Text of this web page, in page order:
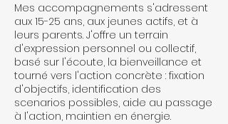
Mes accompagnements s'adressent
aux 15-25 ans, aux jeunes actifs, et à
leurs parents. J'offre un terrain
d'expression personnel ou collectif,
basé sur l'écoute, la bienveillance et
tourné vers l'action concrète : fixation
d'objectifs, identification des
scenarios possibles, aide au passage
à l'action, maintien en énergie.